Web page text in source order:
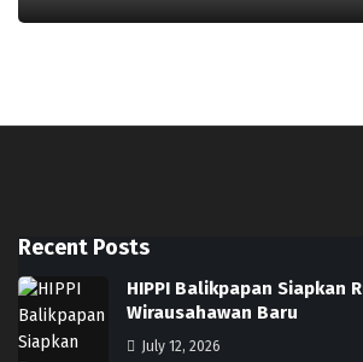
Recent Posts
HIPPI Balikpapan Siapkan
Wirausahawan Baru
July 12, 2026